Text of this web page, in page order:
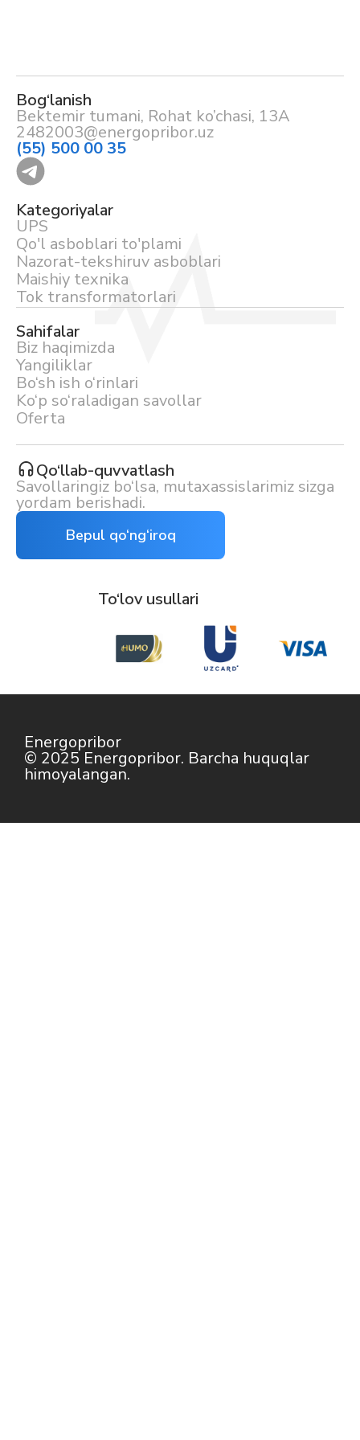
Bog‘lanish
Bektemir tumani, Rohat ko’chasi, 13A
2482003@energopribor.uz
(55) 500 00 35
Kategoriyalar
UPS
Qo'l asboblari to'plami
Nazorat-tekshiruv asboblari
Maishiy texnika
Tok transformatorlari
Sahifalar
Biz haqimizda
Yangiliklar
Bo‘sh ish o‘rinlari
Ko‘p so‘raladigan savollar
Oferta
Qo‘llab-quvvatlash
Savollaringiz bo‘lsa, mutaxassislarimiz sizga
yordam berishadi.
Bepul qo‘ng‘iroq
To‘lov usullari
Energopribor
© 2025 Energopribor. Barcha huquqlar
himoyalangan.